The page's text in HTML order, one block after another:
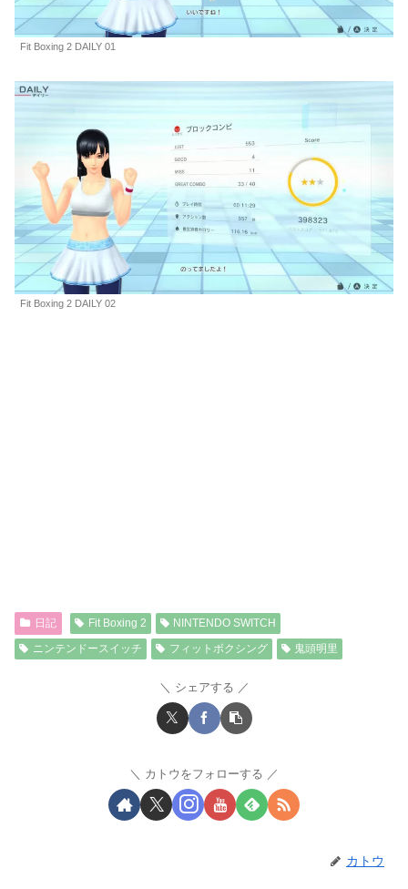
Fit Boxing 2 DAILY 01
Fit Boxing 2 DAILY 02
日記 Fit Boxing 2
NINTENDO SWITCH
ニンテンドースイッチ
フィットボクシング 鬼頭明里
シェアする
カトウをフォローする
カトウ